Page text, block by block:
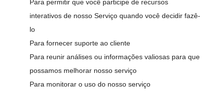
Para permitir que você participe de recursos
interativos de nosso Serviço quando você decidir fazê-
lo
Para fornecer suporte ao cliente
Para reunir análises ou informações valiosas para que
possamos melhorar nosso serviço
Para monitorar o uso do nosso serviço